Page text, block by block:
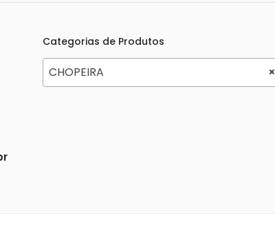
Categorias de Produtos
×
CHOPEIRA